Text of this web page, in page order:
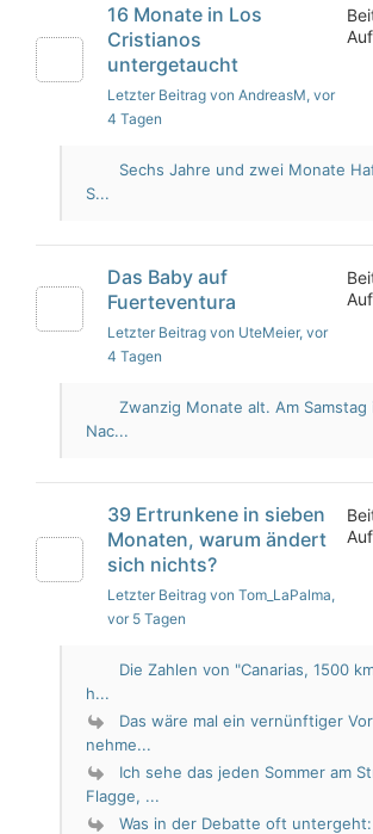
16 Monate in Los
Cristianos
untergetaucht
Letzter Beitrag von AndreasM, vor
4 Tagen
Sechs Jahre und zwei Monate
S...
Das Baby auf
Fuerteventura
Letzter Beitrag von UteMeier, vor
4 Tagen
Zwanzig Monate alt. Am
Nac...
39 Ertrunkene in sieben
Monaten, warum ändert
sich nichts?
Letzter Beitrag von Tom_LaPalma,
vor 5 Tagen
Die Zahlen von "Canarias, 1500
h...
Das wäre mal ein vernünftiger
nehme...
Ich sehe das jeden Sommer am
Flagge, ...
Was in der Debatte oft